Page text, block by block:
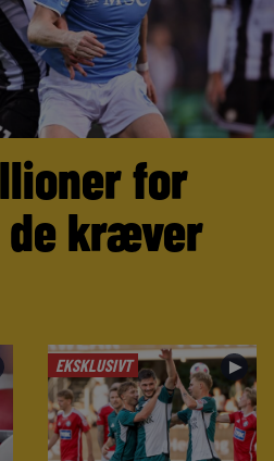
for
de kræver
EKSKLUSIVT ►